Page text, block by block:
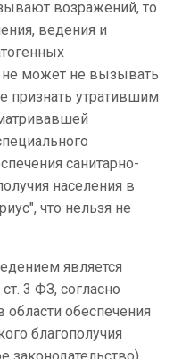
возражений, то
ведения и
может не вызывать
признать утратившим
санитарно-
населения в
что нельзя не
является
3 ФЗ, согласно
области обеспечения
благополучия